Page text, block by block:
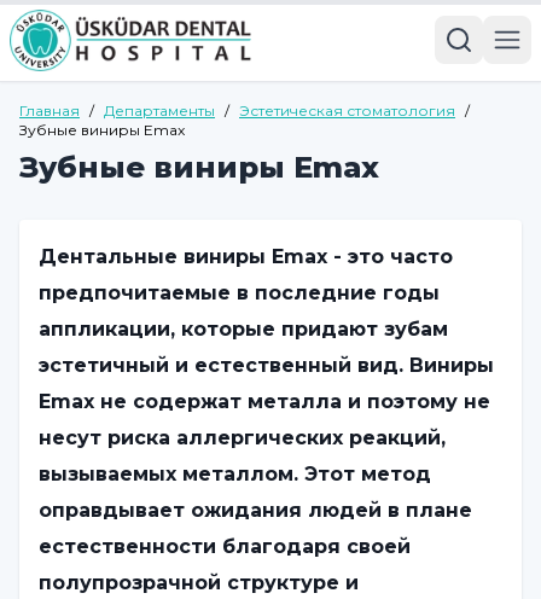
Главная / Департаменты / Эстетическая стоматология /
Зубные виниры Emax
Зубные виниры Emax
Дентальные виниры Emax - это часто
предпочитаемые в последние годы
аппликации, которые придают зубам
эстетичный и естественный вид. Виниры
Emax не содержат металла и поэтому не
несут риска аллергических реакций,
вызываемых металлом. Этот метод
оправдывает ожидания людей в плане
естественности благодаря своей
полупрозрачной структуре и